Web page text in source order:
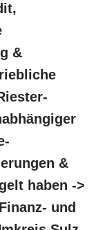
&
&
haben ->
und